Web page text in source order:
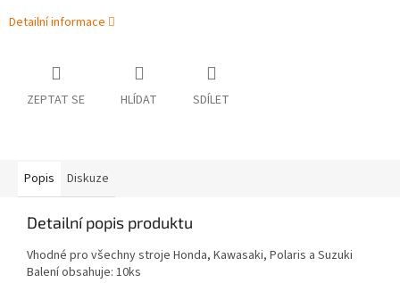
Detailní informace
ZEPTAT SE HLÍDAT SDÍLET
Popis Diskuze
Detailní popis produktu
Vhodné pro všechny stroje Honda, Kawasaki, Polaris a Suzuki
Balení obsahuje: 10ks